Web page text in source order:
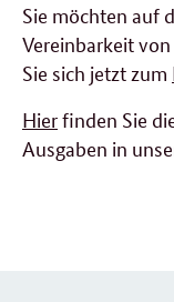
Sie möchten auf
Vereinbarkeit
Sie sich jetzt zum
Hierfinden Sie
Ausgaben in